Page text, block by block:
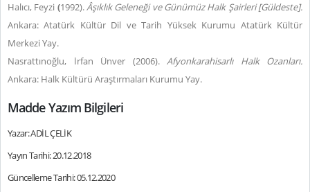
Halıcı, Feyzi (1992).Âşıklık Geleneği ve Günümüz Halk Şairleri [Güldeste].
Ankara: Atatürk Kültür Dil ve Tarih Yüksek Kurumu Atatürk Kültür
Merkezi Yay.
Nasrattınoğlu, İrfan Ünver (2006). Afyonkarahisarlı Halk Ozanları.
Ankara: Halk Kültürü Araştırmaları Kurumu Yay.
Madde Yazım Bilgileri
Yazar: ADİL ÇELİK
Yayın Tarihi: 20.12.2018
Güncelleme Tarihi: 05.12.2020